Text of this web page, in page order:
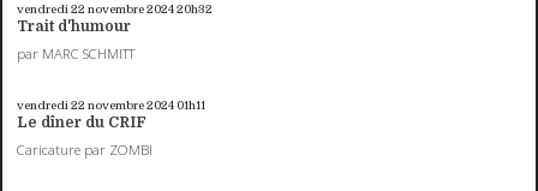
vendredi 22 novembre 202420h32
Trait d'humour
par MARC SCHMITT
vendredi 22 novembre 2024 01h11
Le dîner du CRIF
Caricature par ZOMBI